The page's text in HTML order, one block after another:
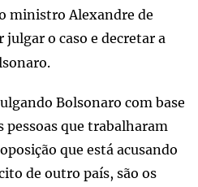
ministro Alexandre de
o caso e decretar a
Bolsonaro com base
pessoas que trabalharam
que está acusando
de outro país, são os